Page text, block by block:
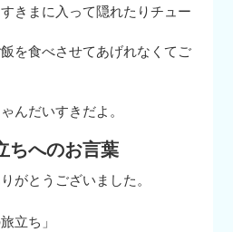
きまに入って隠れたりチュー
を食べさせてあげれなくてご
んだいすきだよ。
ちへのお言葉
がとうございました。
立ち」